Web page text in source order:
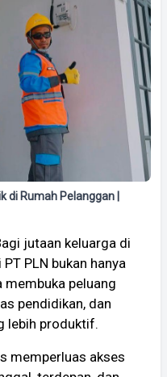
di Rumah Pelanggan |
jutaan keluarga di
PLN bukan hanya
membuka peluang
pendidikan, dan
lebih produktif.
memperluas akses